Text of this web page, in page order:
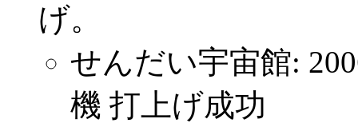
げ。
せんだい宇宙館:
機 打上げ成功